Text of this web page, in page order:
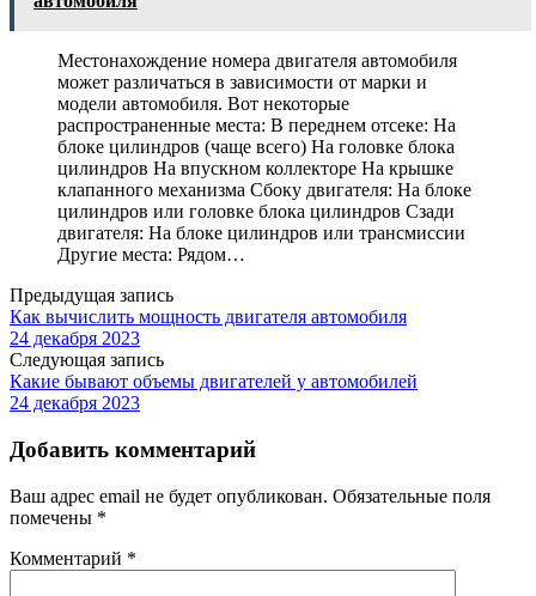
Местонахождение номера двигателя автомобиля
может различаться в зависимости от марки и
модели автомобиля. Вот некоторые
распространенные места: В переднем отсеке: На
блоке цилиндров (чаще всего) На головке блока
цилиндров На впускном коллекторе На крышке
клапанного механизма Сбоку двигателя: На блоке
цилиндров или головке блока цилиндров Сзади
двигателя: На блоке цилиндров или трансмиссии
Другие места: Рядом…
Предыдущая запись
Как вычислить мощность двигателя автомобиля
24 декабря 2023
Следующая запись
Какие бывают объемы двигателей у автомобилей
24 декабря 2023
Добавить комментарий
Ваш адрес email не будет опубликован. Обязательные поля
помечены *
Комментарий *